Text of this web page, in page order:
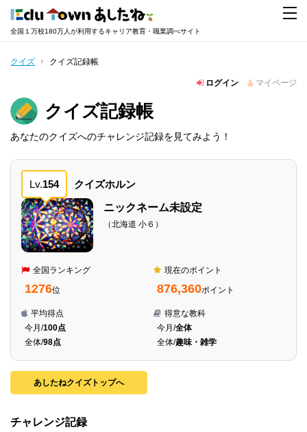
全国１万校180万人が利用するキャリア教育・職業調べサイト
クイズ クイズ記録帳
ログイン マイページ
クイズ記録帳
あなたのクイズへのチャレンジ記録を見てみよう！
Lv.154
クイズホルン
ニックネーム未設定
（北海道 小６）
全国ランキング
1276位
現在のポイント
876,360ポイント
平均得点
今月/100点
全体/98点
得意な教科
今月/全体
全体/趣味・雑学
あしたねクイズトップへ
チャレンジ記録